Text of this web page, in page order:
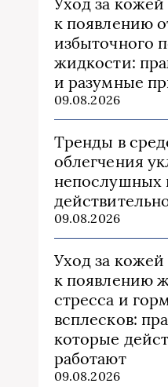
к появлению
избыточного
жидкости:
и разумные
09.08.2026
Тренды в
облегчения
непослушных
09.08.2026
Уход за
к появлению
стресса и
всплесков:
которые
работают
09.08.2026